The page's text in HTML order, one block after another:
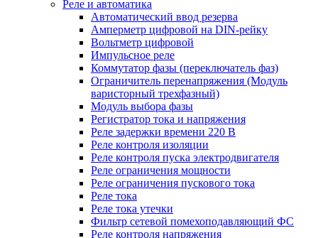
Реле и автоматика
Автоматический ввод резерва
Амперметр цифровой на DIN-рейку
Вольтметр цифровой
Импульсное реле
Коммутатор фазы (переключатель фаз)
Ограничитель перенапряжения (Модуль
варисторный трехфазный)
Модуль выбора фазы
Регистратор тока и напряжения
Реле задержки времени 220 В
Реле контроля изоляции
Реле контроля пуска электродвигателя
Реле ограничения мощности
Реле ограничения пускового тока
Реле тока
Реле тока утечки
Фильтр сетевой помехоподавляющий ФС
Реле контроля напряжения